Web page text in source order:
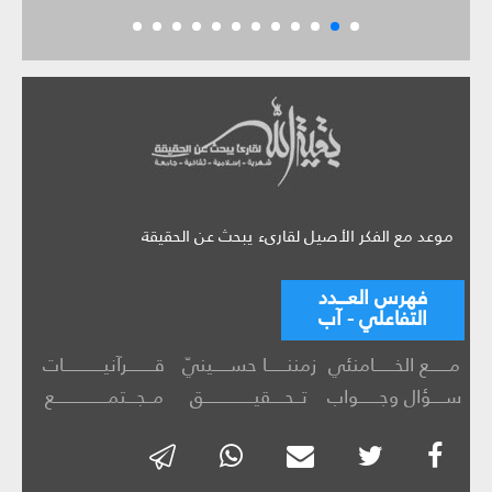
موعد مع الفكر الأصيل لقارىء يبحث عن الحقيقة
فهرس العـــدد
التفاعلي - آب
مــــــع الخــــــامنئي زمننــــــا حســـــينيّ
قــــــــرآنيــــــــــــات
ســــؤال وجــــــواب
تــحــــقيـــــــــــــــق مــجـــتمــــــــــــــــع